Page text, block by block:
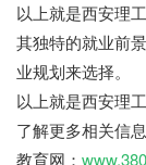
以上就是西安理
其独特的就业前
业规划来选择。
以上就是西安理
了解更多相关信
教育网：